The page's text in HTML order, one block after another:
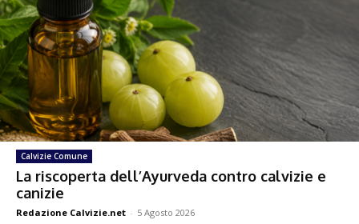
Calvizie Comune
La riscoperta dell’Ayurveda contro calvizie e
canizie
Redazione Calvizie.net - 5 Agosto 2026